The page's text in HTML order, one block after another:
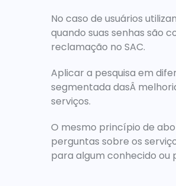
No caso de usuários
quando suas senhas são
reclamação no SAC.
Aplicar a pesquisa em
segmentada dasÂ
serviços.
O mesmo princípio de
perguntas sobre os
para algum conhecido ou